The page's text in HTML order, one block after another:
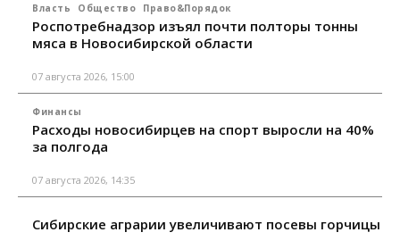
Власть Общество Право&Порядок
Роспотребнадзор изъял почти полторы тонны
мяса в Новосибирской области
07 августа 2026, 15:00
Финансы
Расходы новосибирцев на спорт выросли на 40%
за полгода
07 августа 2026, 14:35
Сибирские аграрии увеличивают посевы горчицы